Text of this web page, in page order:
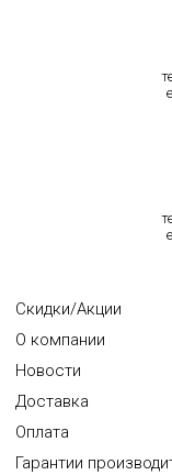
Скидки/Акции
О компании
Новости
Доставка
Оплата
Гарантии